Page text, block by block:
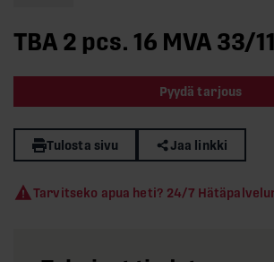
TBA 2 pcs. 16 MVA 33/
Pyydä tarjous
Tulosta sivu Jaa linkki
Tarvitseko apua heti? 24/7